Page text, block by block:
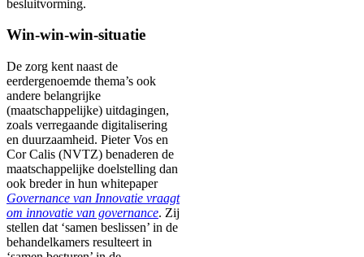
besluitvorming.
Win-win-win-situatie
De zorg kent naast de
eerdergenoemde thema’s ook
andere belangrijke
(maatschappelijke) uitdagingen,
zoals verregaande digitalisering
en duurzaamheid. Pieter Vos en
Cor Calis (NVTZ) benaderen de
maatschappelijke doelstelling dan
ook breder in hun whitepaper
Governance van Innovatie vraagt
om innovatie van governance. Zij
stellen dat ‘samen beslissen’ in de
behandelkamers resulteert in